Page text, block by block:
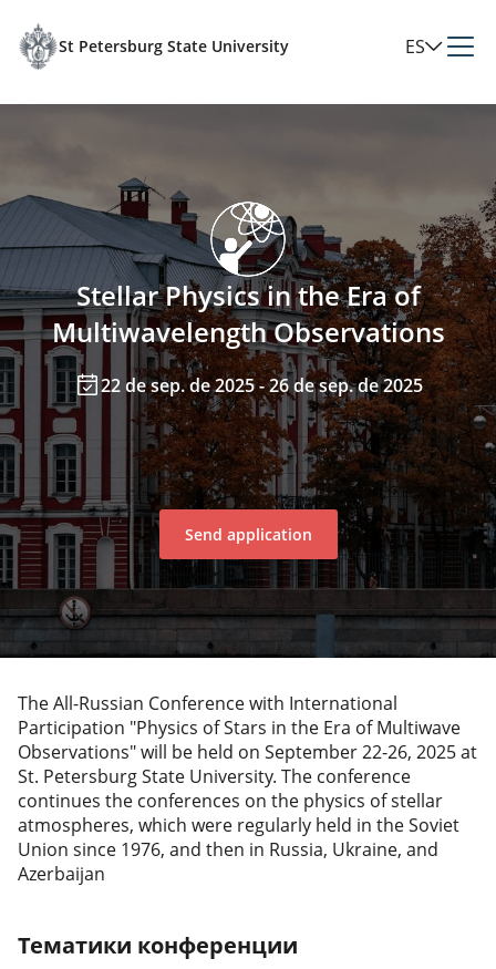
St Petersburg State University ES
Stellar Physics in the Era of
Multiwavelength Observations
22 de sep. de 2025 - 26 de sep. de 2025
Send application
The All-Russian Conference with International
Participation "Physics of Stars in the Era of Multiwave
Observations" will be held on September 22-26, 2025 at
St. Petersburg State University. The conference
continues the conferences on the physics of stellar
atmospheres, which were regularly held in the Soviet
Union since 1976, and then in Russia, Ukraine, and
Azerbaijan
Тематики конференции